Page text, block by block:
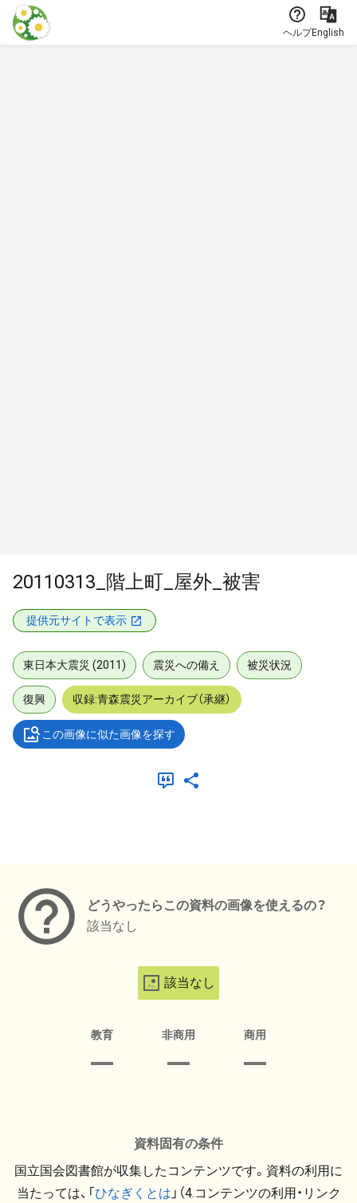
本文に飛ぶ
ヘルプEnglish
20110313_階上町_屋外_被害
提供元サイトで表示
東日本大震災 (2011) 震災への備え 被災状況
復興 収録:青森震災アーカイブ（承継）
この画像に似た画像を探す
どうやったらこの資料の画像を使えるの？
該当なし
該当なし
教育 非商用 商用
資料固有の条件
国立国会図書館が収集したコンテンツです。資料の利用に
当たっては、「ひなぎくとは 」（4.コンテンツの利用・リンク